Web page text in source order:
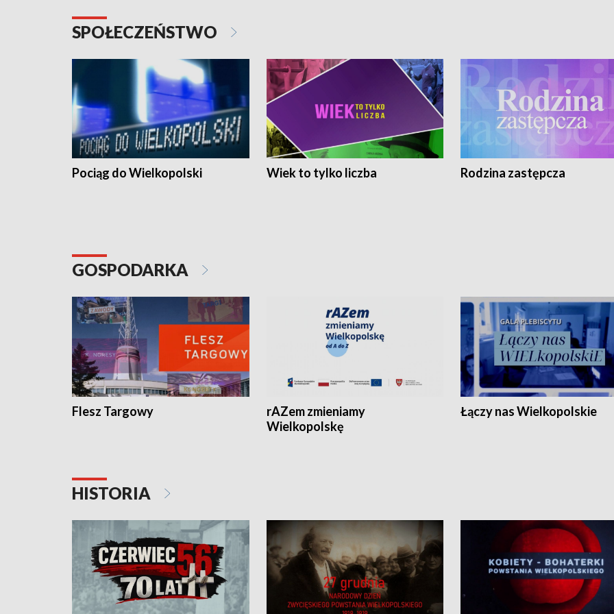
SPOŁECZEŃSTWO
Pociąg do Wielkopolski Wiek to tylko liczba Rodzina zastępcza
GOSPODARKA
Flesz Targowy
rAZem zmieniamy
Wielkopolskę
Łączy nas Wielkopolskie
HISTORIA